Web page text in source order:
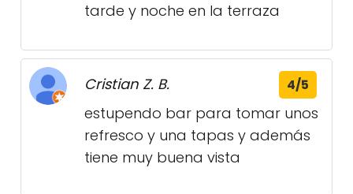
tarde y noche en la terraza
Cristian Z. B. 4/5
estupendo bar para tomar unos
refresco y una tapas y además
tiene muy buena vista